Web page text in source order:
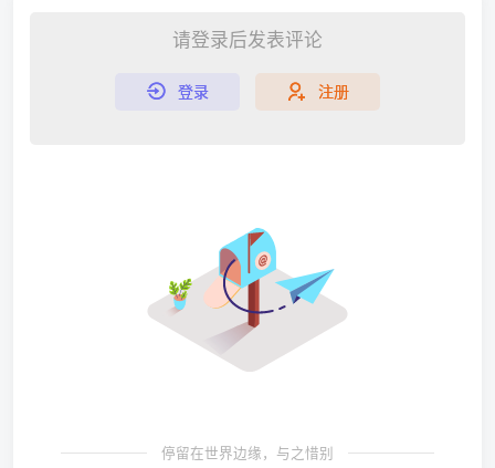
请登录后发表评论
登录 注册
停留在世界边缘，与之惜别